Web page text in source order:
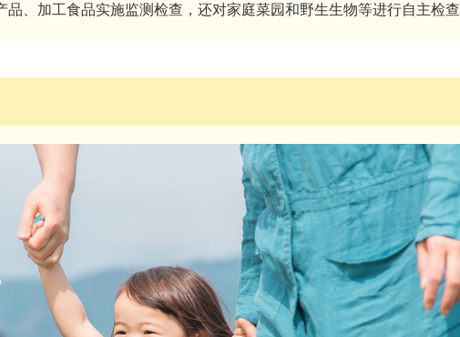
、加工食品实施监测检查，还对家庭菜园和野生生物等进行自主检查